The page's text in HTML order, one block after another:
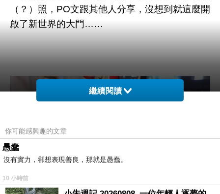
（？）照，PO文跟其他人分享，沒想到就這麼開
啟了新世界的大門……
繼續閱讀
你可能感興趣的文章
愚蠢
沒有實力，卻想表現善良，那就是愚蠢。
10 小時前